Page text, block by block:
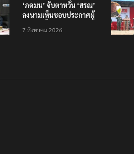
‘ภคมน’ จับตาหวั่น ‘สรณ’
ลงนามเห็นชอบประกาศผู้
โครงการกองทุน USO
7 สิงหาคม 2026